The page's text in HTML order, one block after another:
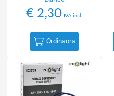
€ 2,30 IVA incl.
Ordina ora